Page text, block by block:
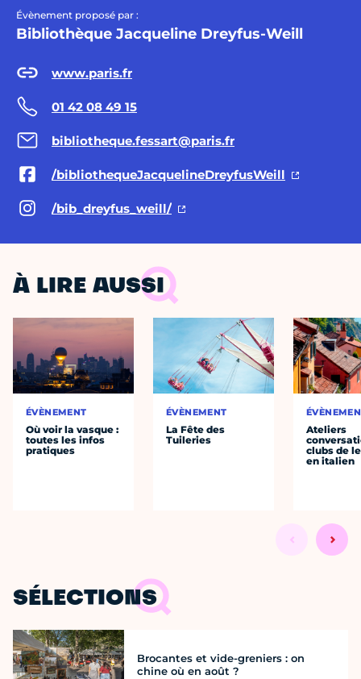
Évènement proposé par :
Bibliothèque Jacqueline Dreyfus-Weill
www.paris.fr
01 42 08 49 15
bibliotheque.fessart@paris.fr
/bibliothequeJacquelineDreyfusWeill
/bib_dreyfus_weill/
À LIRE AUSSI
ÉVÈNEMENT
Où voir la vasque :
toutes les infos
pratiques
ÉVÈNEMENT
La Fête des
Tuileries
Ateliers
clubs de
en italien
SÉLECTIONS
Brocantes et vide-greniers : on
chine où en août ?